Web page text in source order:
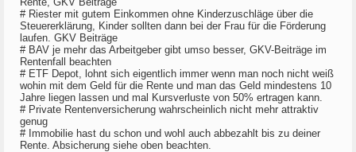
# Riester mit gutem Einkommen ohne Kinderzuschläge über die
Steuererklärung, Kinder sollten dann bei der Frau für die Förderung
laufen. GKV Beiträge
# BAV je mehr das Arbeitgeber gibt umso besser, GKV-Beiträge im
Rentenfall beachten
# ETF Depot, lohnt sich eigentlich immer wenn man noch nicht weiß
wohin mit dem Geld für die Rente und man das Geld mindestens 10
Jahre liegen lassen und mal Kursverluste von 50% ertragen kann.
# Private Rentenversicherung wahrscheinlich nicht mehr attraktiv
genug
# Immobilie hast du schon und wohl auch abbezahlt bis zu deiner
Rente. Absicherung siehe oben beachten.